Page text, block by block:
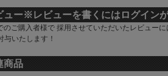
ュー※レビューを書くにはログイン
のご購入者様で 採用させていただいたレビューに
与いたします！
商品